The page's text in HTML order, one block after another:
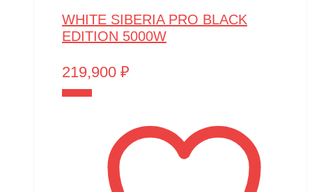
WHITE SIBERIA PRO BLACK
EDITION 5000W
219,900 ₽